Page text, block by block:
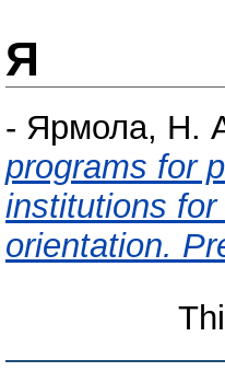
Я
- Ярмола, Н.
programs for
institutions
orientation.